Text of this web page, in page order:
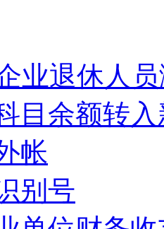
业退休人
目余额转
帐
别号